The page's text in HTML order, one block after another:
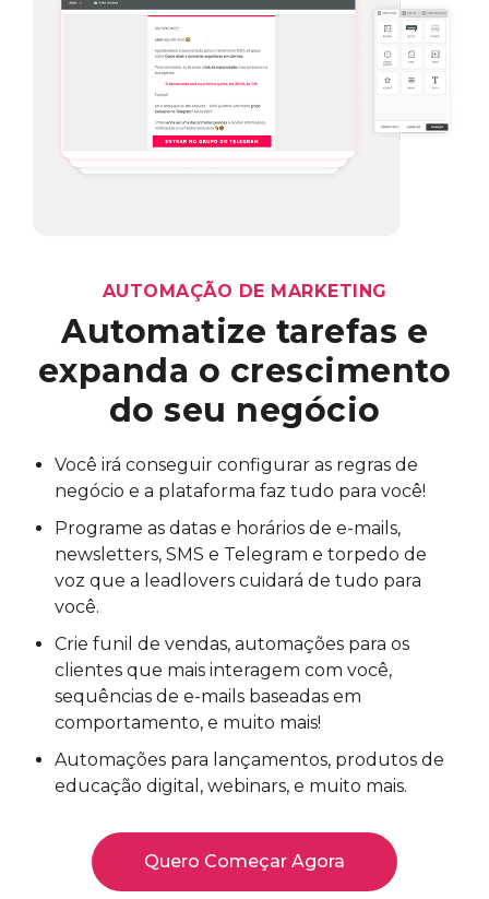
AUTOMAÇÃO DE MARKETING
Automatize tarefas e
expanda o crescimento
do seu negócio
Você irá conseguir configurar as regras de
negócio e a plataforma faz tudo para você!
Programe as datas e horários de e-mails,
newsletters, SMS e Telegram e torpedo de
voz que a leadlovers cuidará de tudo para
você.
Crie funil de vendas, automações para os
clientes que mais interagem com você,
sequências de e-mails baseadas em
comportamento, e muito mais!
Automações para lançamentos, produtos de
educação digital, webinars, e muito mais.
Quero Começar Agora